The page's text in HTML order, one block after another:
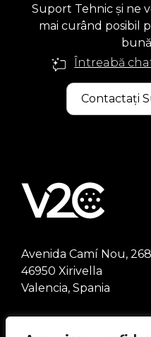
Suport Tehnic și ne
mai curând posibil
Întreabă
Contactați
Avenida Camí Nou, 268
46950 Xirivella
Valencia, Spania